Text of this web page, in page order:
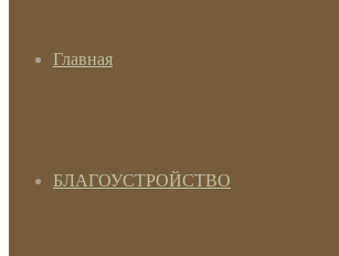
Главная
БЛАГОУСТРОЙСТВО